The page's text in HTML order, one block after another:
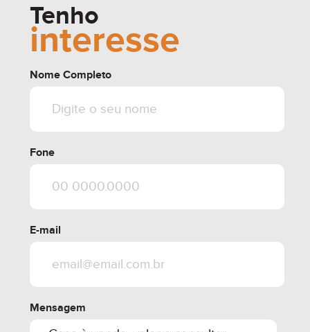
Tenho
interesse
Nome Completo
Fone
E-mail
Mensagem